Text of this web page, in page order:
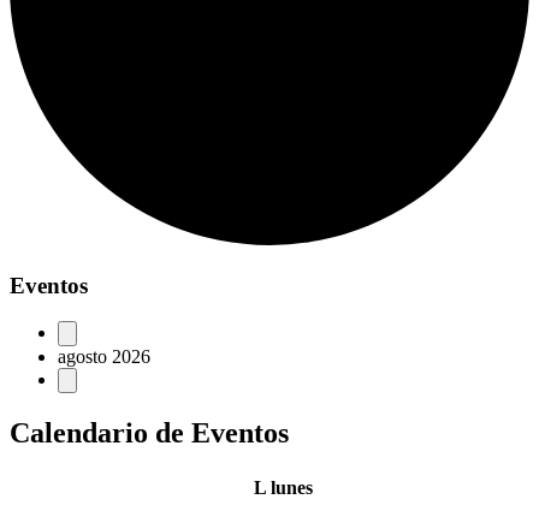
Eventos
agosto 2026
Calendario de Eventos
L lunes